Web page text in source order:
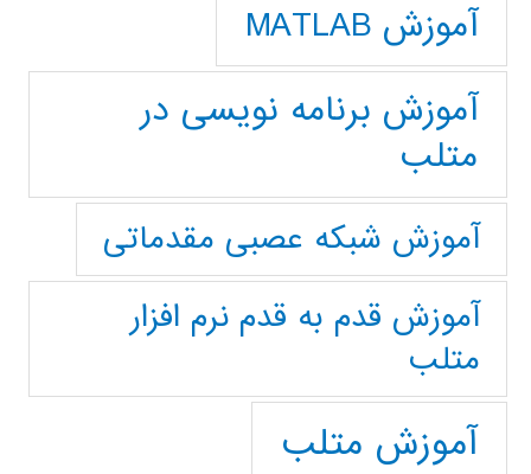
آموزش MATLAB
آموزش برنامه نویسی در
متلب
آموزش شبکه عصبی مقدماتی
آموزش قدم به قدم نرم افزار
متلب
آموزش متلب